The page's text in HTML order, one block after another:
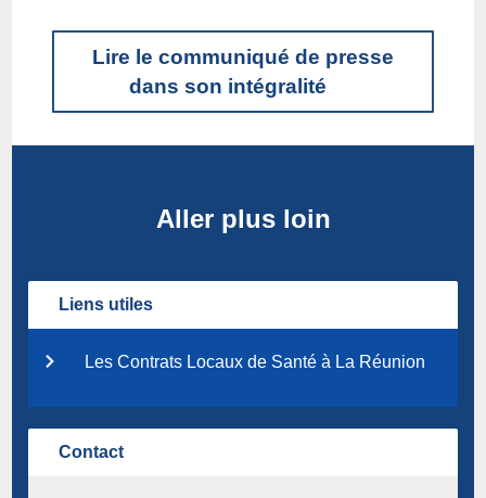
Lire le communiqué de presse
dans son intégralité
Aller plus loin
Liens utiles
Les Contrats Locaux de Santé à La Réunion
Contact